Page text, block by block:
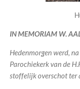
IN MEMORIAM W.
Hedenmorgen werd,
Parochiekerk van de
stoffelijk overschot ter